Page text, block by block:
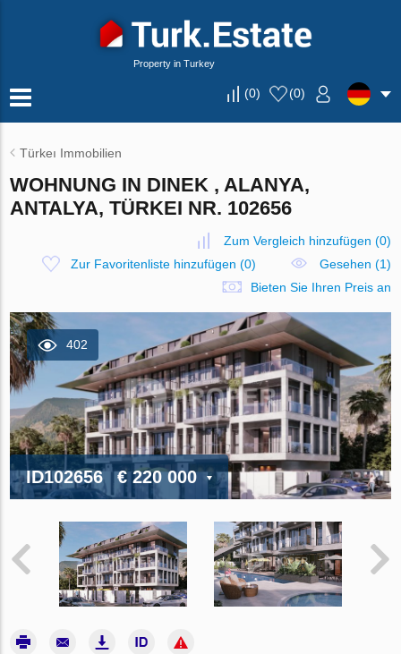
Property in Turkey
(0) (0)
Türkeı Immobilien
WOHNUNG IN DINEK , ALANYA,
ANTALYA, TÜRKEI NR. 102656
Zum Vergleich hinzufügen (0)
Zur Favoritenliste hinzufügen (0)
Gesehen (1)
Bieten Sie Ihren Preis an
402
ID102656 € 220 000